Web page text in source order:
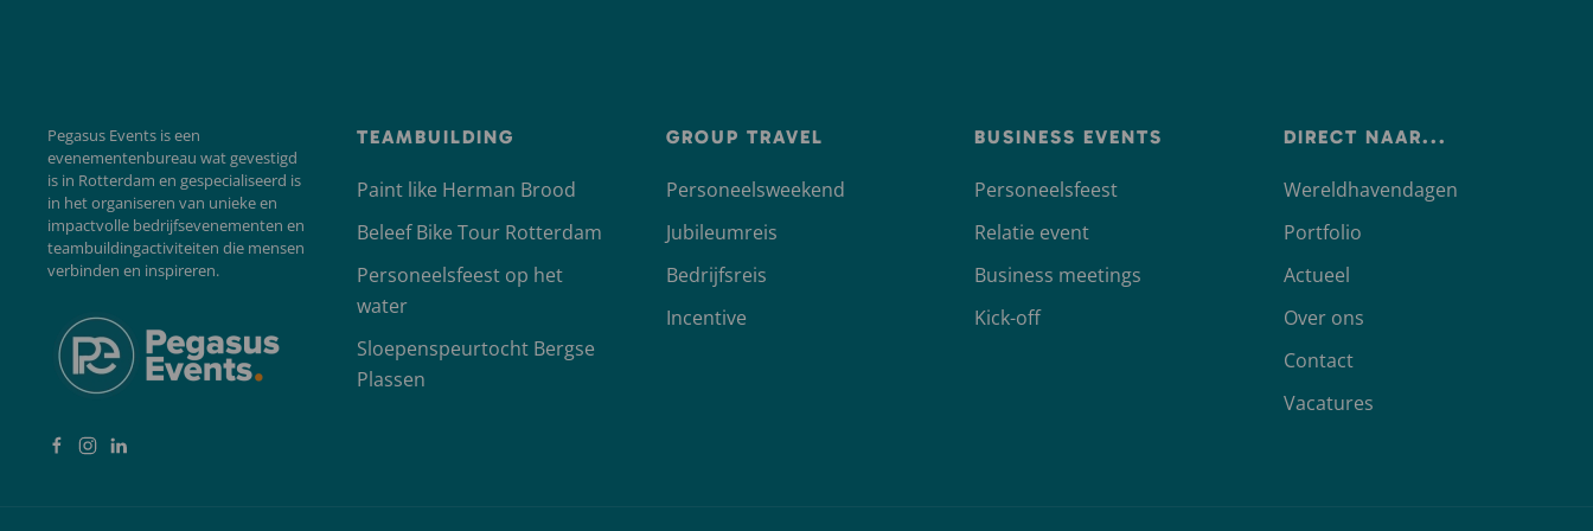
Pegasus Events is een
evenementenbureau wat gevestigd
is in Rotterdam en gespecialiseerd is
in het organiseren van unieke en
impactvolle bedrijfsevenementen en
teambuildingactiviteiten die mensen
verbinden en inspireren.
TEAMBUILDING
Paint like Herman Brood
Beleef Bike Tour Rotterdam
Personeelsfeest op het
water
Sloepenspeurtocht Bergse
Plassen
GROUP TRAVEL
Personeelsweekend
Jubileumreis
Bedrijfsreis
Incentive
BUSINESS EVENTS
Personeelsfeest
Relatie event
Business meetings
Kick-off
DIRECT NAAR...
Wereldhavendagen
Portfolio
Actueel
Over ons
Contact
Vacatures